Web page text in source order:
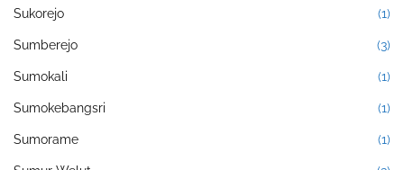
Sukorejo (1)
Sumberejo (3)
Sumokali (1)
Sumokebangsri (1)
Sumorame (1)